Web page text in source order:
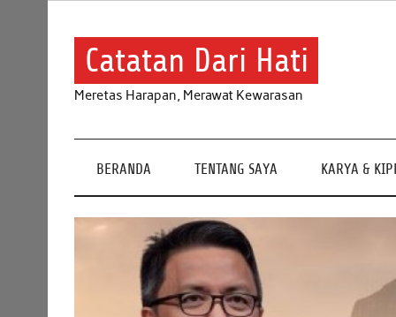
Catatan Dari Hati
Meretas Harapan, Merawat Kewarasan
BERANDA TENTANG SAYA KARYA &